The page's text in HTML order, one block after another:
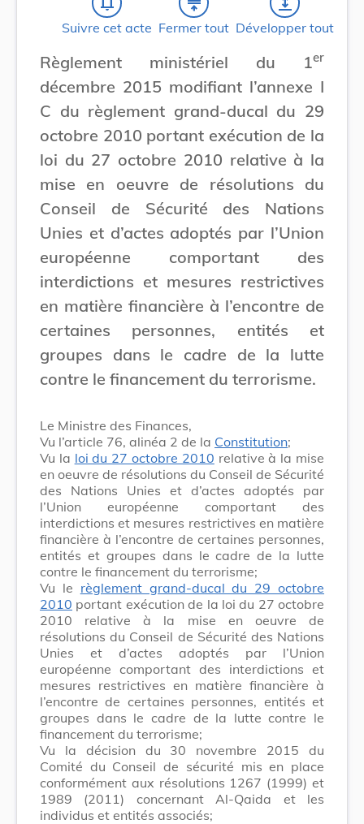
Suivre cet acte Fermer tout Développer tout
Règlement ministériel du 1er
décembre 2015 modifiant l’annexe I
C du règlement grand-ducal du 29
octobre 2010 portant exécution de la
loi du 27 octobre 2010 relative à la
mise en oeuvre de résolutions du
Conseil de Sécurité des Nations
Unies et d’actes adoptés par l’Union
européenne comportant des
interdictions et mesures restrictives
en matière financière à l’encontre de
certaines personnes, entités et
groupes dans le cadre de la lutte
contre le financement du terrorisme.
Le Ministre des Finances,
Vu l’article 76, alinéa 2 de la Constitution;
Vu la loi du 27 octobre 2010 relative à la mise
en oeuvre de résolutions du Conseil de Sécurité
des Nations Unies et d’actes adoptés par
l’Union européenne comportant des
interdictions et mesures restrictives en matière
financière à l’encontre de certaines personnes,
entités et groupes dans le cadre de la lutte
contre le financement du terrorisme;
Vu le règlement grand-ducal du 29 octobre
2010 portant exécution de la loi du 27 octobre
2010 relative à la mise en oeuvre de
résolutions du Conseil de Sécurité des Nations
Unies et d’actes adoptés par l’Union
européenne comportant des interdictions et
mesures restrictives en matière financière à
l’encontre de certaines personnes, entités et
groupes dans le cadre de la lutte contre le
financement du terrorisme;
Vu la décision du 30 novembre 2015 du
Comité du Conseil de sécurité mis en place
conformément aux résolutions 1267 (1999) et
1989 (2011) concernant Al-Qaida et les
individus et entités associés;